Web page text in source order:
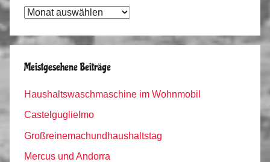
Tagebuch
Meistgesehene Beiträge
Haushaltswaschmaschine im Wohnmobil
Castelguglielmo
Großreinemachundhaushaltstag
Mercus und Andorra